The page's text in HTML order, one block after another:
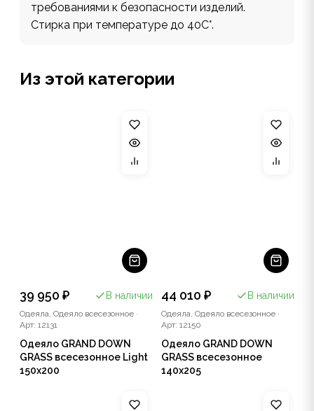
требованиями к безопасности изделий.
Стирка при температуре до 40С°.
Из этой категории
39 950 ₽ В наличии
Одеяла, Одеяло всесезонное ·
Арт: 12131
Одеяло GRAND DOWN
GRASS всесезонное Light
150x200
44 010 ₽ В наличии
Одеяла, Одеяло всесезонное ·
Арт: 12150
Одеяло GRAND DOWN
GRASS всесезонное
140x205